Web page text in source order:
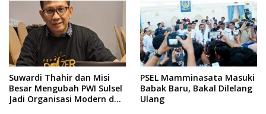
Suwardi Thahir dan Misi
Besar Mengubah PWI Sulsel
Jadi Organisasi Modern dan
PSEL Mamminasata Masuki
Babak Baru, Bakal Dilelang
Ulang